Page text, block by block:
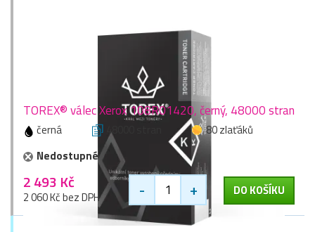
TOREX® válec Xerox 108R01420, černý, 48000 stran
černá 48000 stran
80 zlaťáků
Nedostupné
2 493 Kč
2 060 Kč bez DPH - + DO KOŠÍKU